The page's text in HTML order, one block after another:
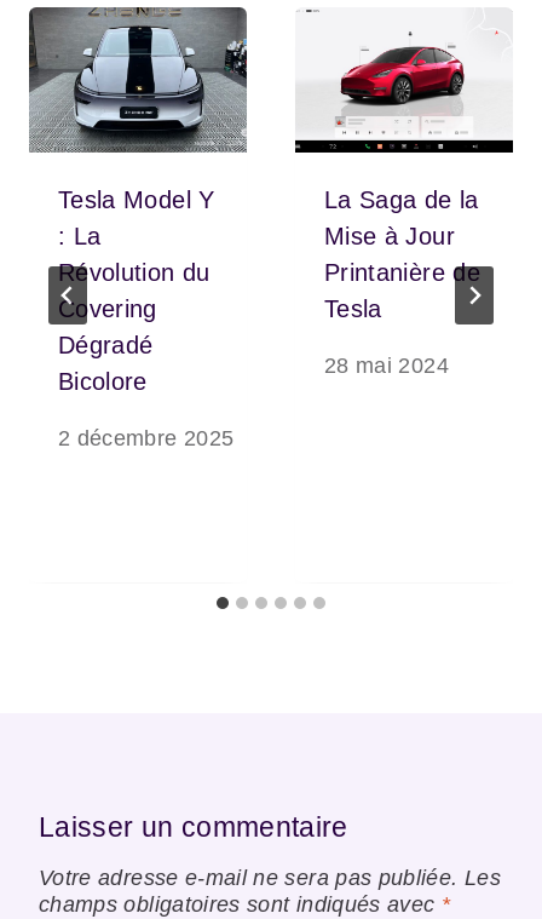
Tesla Model Y
: La
Révolution du
Covering
Dégradé
Bicolore
2 décembre 2025
La Saga de la
Mise à Jour
Printanière de
Tesla
28 mai 2024
Laisser un commentaire
Votre adresse e-mail ne sera pas publiée. Les
champs obligatoires sont indiqués avec *